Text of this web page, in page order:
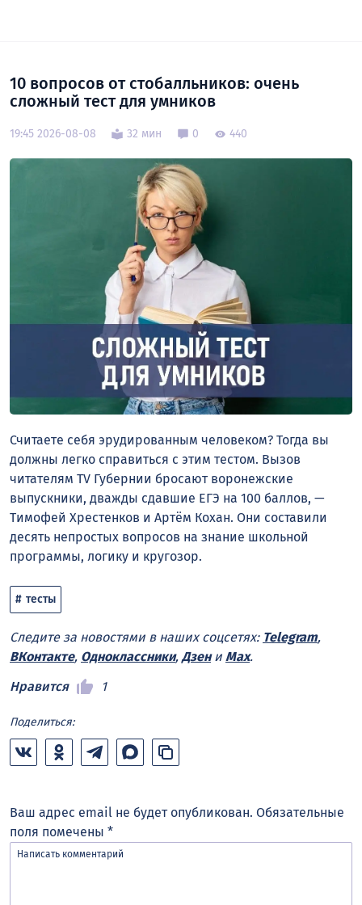
10 вопросов от стобалльников: очень
сложный тест для умников
19:45 2026-08-08 32 мин 0 440
Считаете себя эрудированным человеком? Тогда вы
должны легко справиться с этим тестом. Вызов
читателям TV Губернии бросают воронежские
выпускники, дважды сдавшие ЕГЭ на 100 баллов, —
Тимофей Хрестенков и Артём Кохан. Они составили
десять непростых вопросов на знание школьной
программы, логику и кругозор.
тесты
Следите за новостями в наших соцсетях: Telegram,
ВКонтакте, Одноклассники, Дзени Max.
Нравится
1
Поделиться:
Ваш адрес email не будет опубликован. Обязательные
поля помечены *